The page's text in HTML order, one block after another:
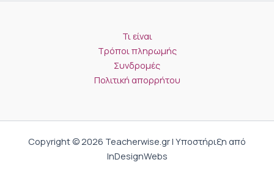
Τι είναι
Τρόποι πληρωμής
Συνδρομές
Πολιτική απορρήτου
Copyright © 2026 Teacherwise.gr | Υποστήριξη από
InDesignWebs